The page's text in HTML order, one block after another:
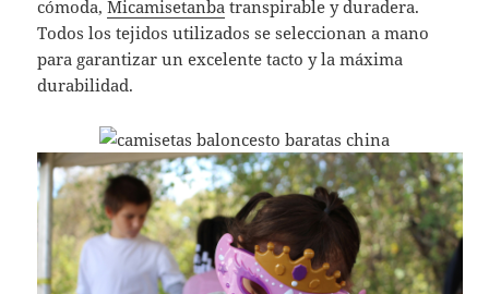
cómoda,Micamisetanba transpirable y duradera.
Todos los tejidos utilizados se seleccionan a mano
para garantizar un excelente tacto y la máxima
durabilidad.